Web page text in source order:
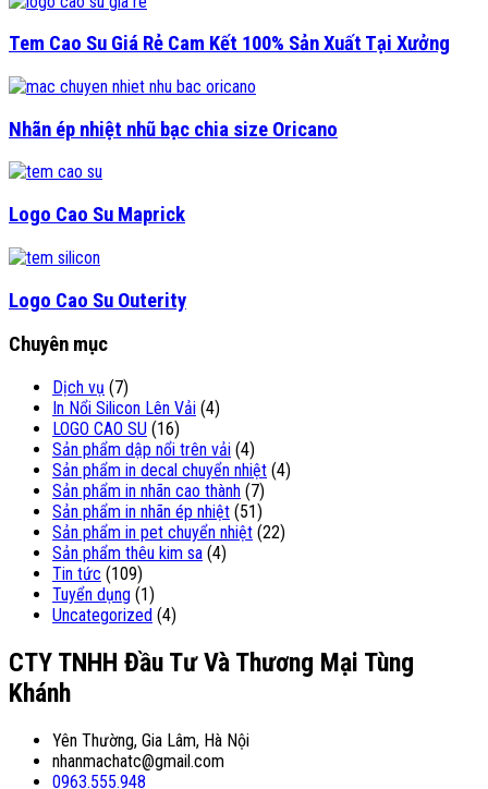
Tem Cao Su Giá Rẻ Cam Kết 100% Sản Xuất Tại Xưởng
Nhãn ép nhiệt nhũ bạc chia size Oricano
Logo Cao Su Maprick
Logo Cao Su Outerity
Chuyên mục
Dịch vụ (7)
In Nổi Silicon Lên Vải (4)
LOGO CAO SU (16)
Sản phẩm dập nổi trên vải (4)
Sản phẩm in decal chuyển nhiệt (4)
Sản phẩm in nhãn cao thành (7)
Sản phẩm in nhãn ép nhiệt (51)
Sản phẩm in pet chuyển nhiệt (22)
Sản phẩm thêu kim sa (4)
Tin tức (109)
Tuyển dụng (1)
Uncategorized (4)
CTY TNHH Đầu Tư Và Thương Mại Tùng
Khánh
Yên Thường, Gia Lâm, Hà Nội
nhanmachatc@gmail.com
0963.555.948